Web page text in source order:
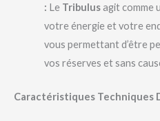
: Le Tribulusagit comme
votre énergie et votre
vous permettant d’être
vos réserves et sans
Caractéristiques Techniques